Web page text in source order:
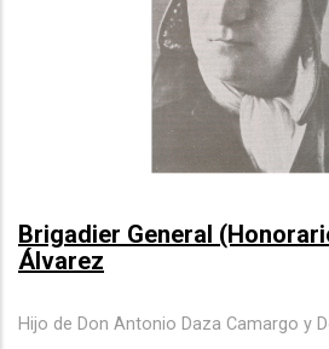
Brigadier General
Álvarez
Hijo de Don Antonio Daza Camargo y